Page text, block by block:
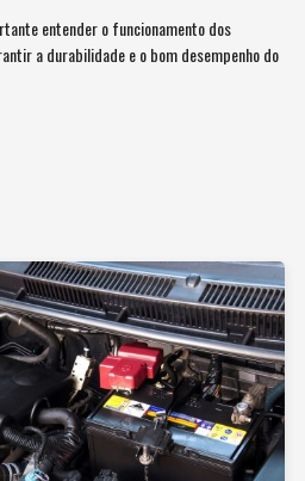
entender o funcionamento dos
a durabilidade e o bom desempenho do